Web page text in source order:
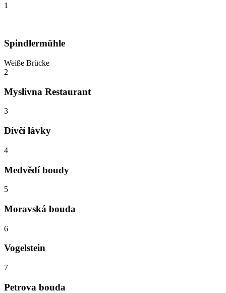
1
Spindlermühle
Weiße Brücke
2
Myslivna Restaurant
3
Dívčí lávky
4
Medvědí boudy
5
Moravská bouda
6
Vogelstein
7
Petrova bouda